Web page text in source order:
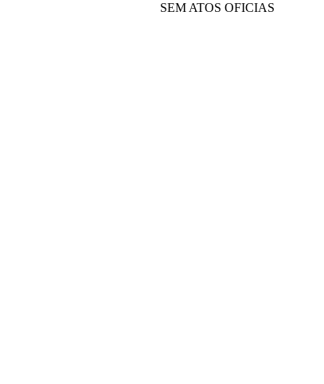
SEM ATOS OFICIAS